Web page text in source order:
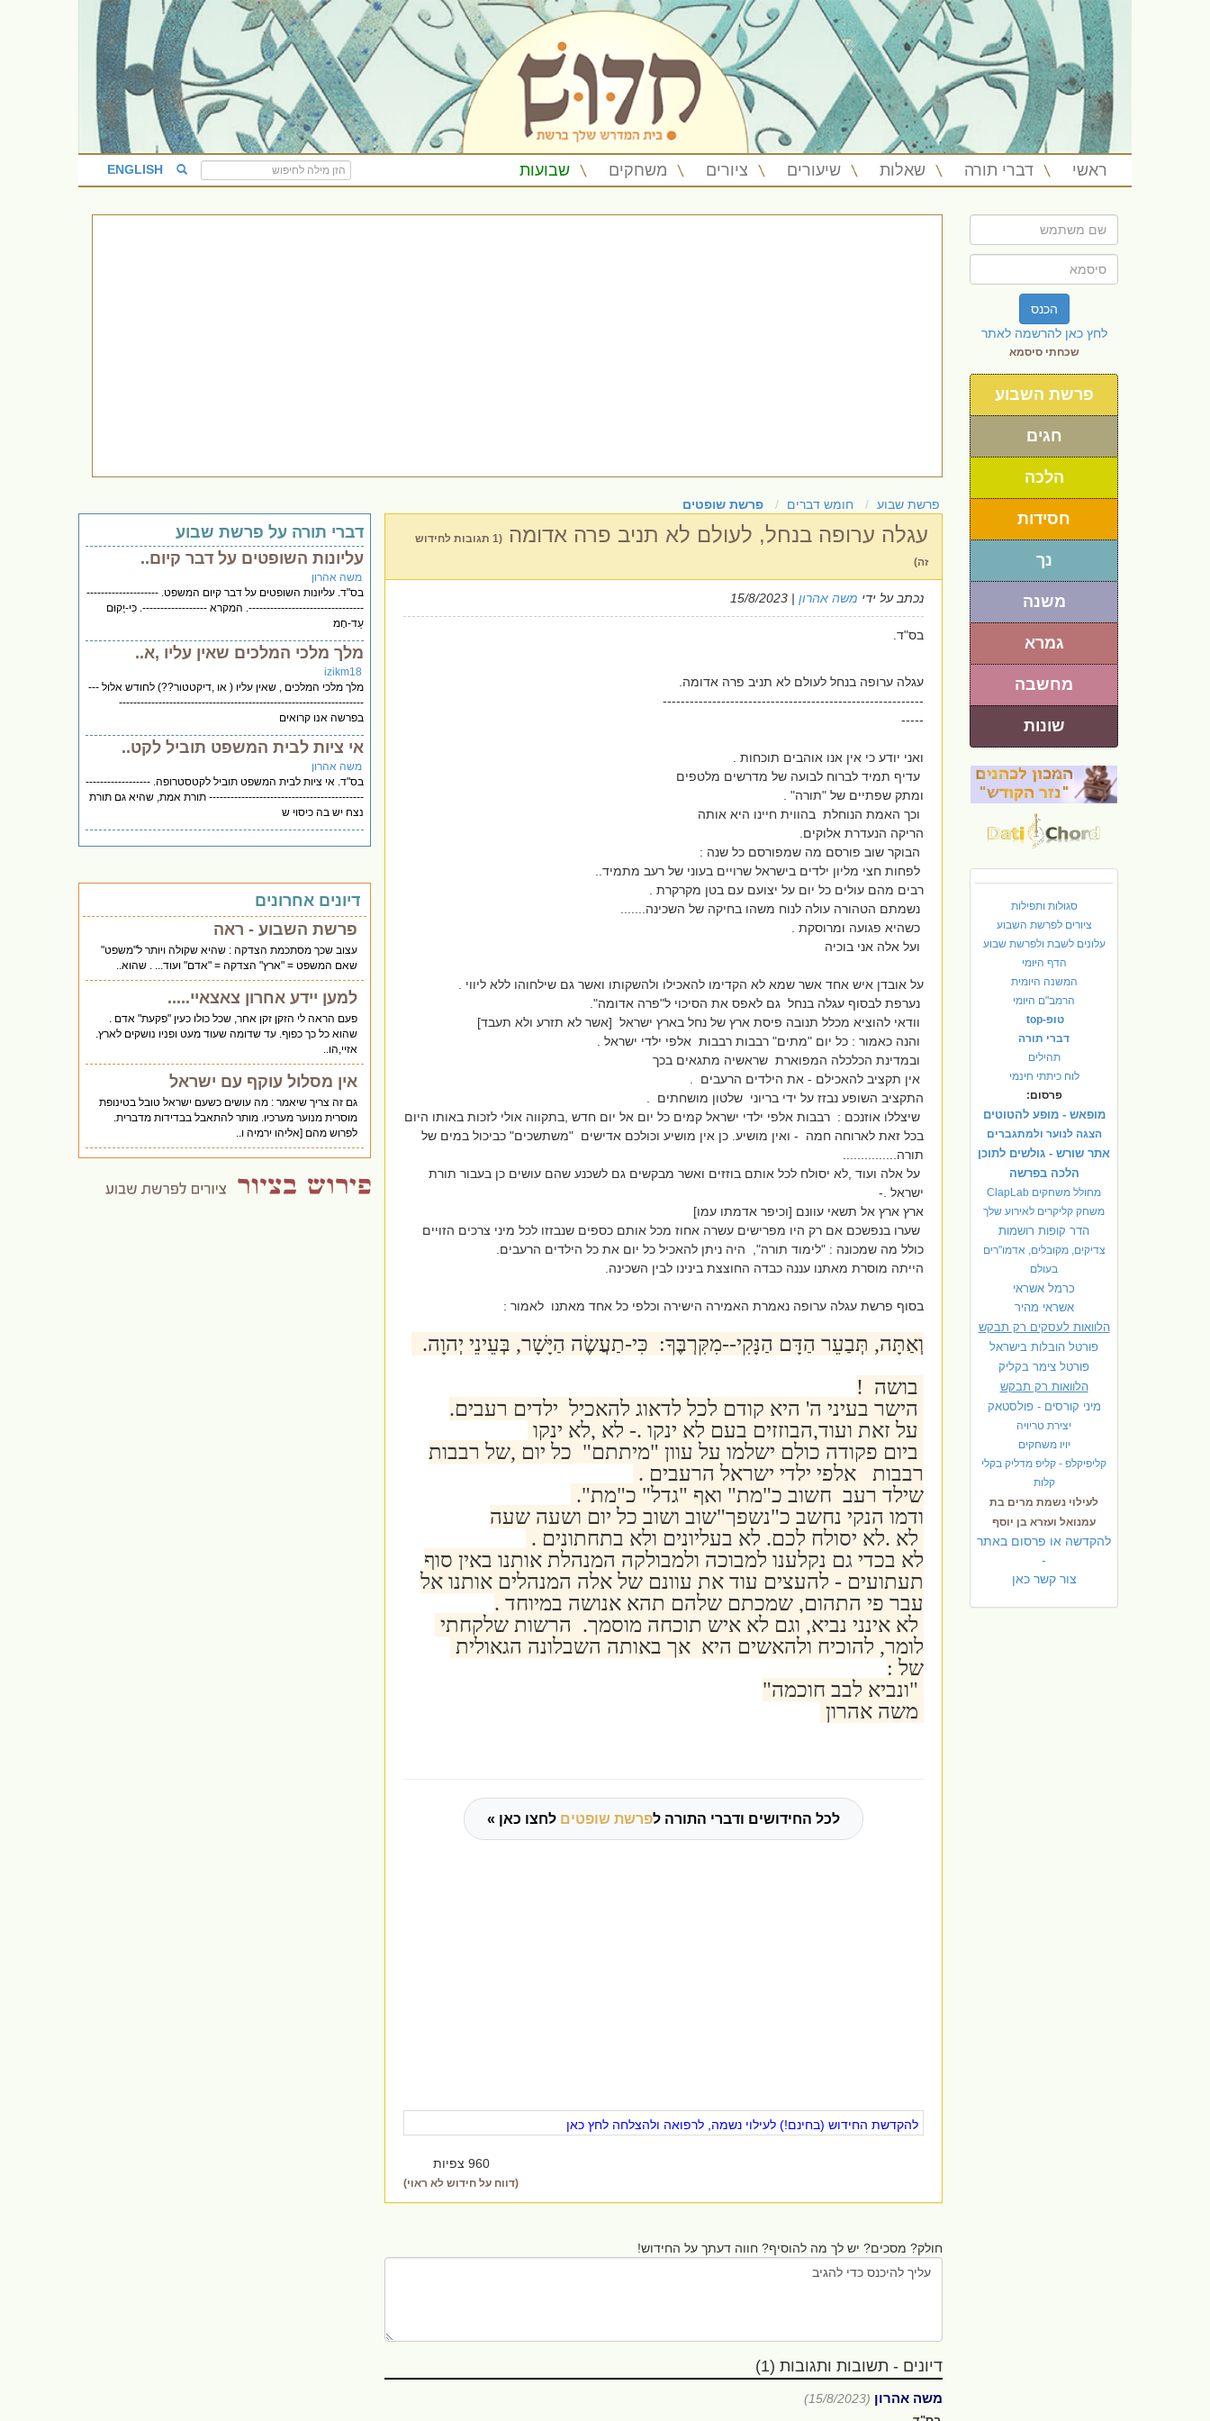
ראשי דברי תורה שאלות שיעורים ציורים משחקים שבועות ENGLISH
הכנס
לחץ כאן להרשמה לאתר
שכחתי סיסמא
פרשת השבוע
חגים
הלכה
חסידות
נך
משנה
גמרא
מחשבה
שונות
סגולות ותפילות
ציורים לפרשת השבוע
עלונים לשבת ולפרשת שבוע
הדף היומי
המשנה היומית
הרמב"ם היומי
טופ-top
דברי תורה
תהילים
לוח כיתתי חינמי
פרסום:
מופאש - מופע להטוטים
הצגה לנוער ולמתגברים
אתר שורש - גולשים לתוכן
הלכה בפרשה
מחולל משחקים ClapLab
משחק קליקרים לאירוע שלך
הדר קופות רושמות
צדיקים, מקובלים, אדמו"רים
בעולם
כרמל אשראי
אשראי מהיר
הלוואות לעסקים רק תבקש
פורטל הובלות בישראל
פורטל צימר בקליק
הלוואות רק תבקש
מיני קורסים - פולסטאק
יצירת טריויה
יויו משחקים
קליפיקלפ - קליפ מדליק בקלי
קלות
לעילוי נשמת מרים בת
עמנואל ועזרא בן יוסף
להקדשה או פרסום באתר
-
צור קשר כאן
פרשת שבוע חומש דברים פרשת שופטים
עגלה ערופה בנחל, לעולם לא תניב פרה אדומה
(1 תגובות לחידוש
זה)
נכתב על ידי משה אהרון | 15/8/2023
בס"ד.
עגלה ערופה בנחל לעולם לא תניב פרה אדומה.
----------------------------------------------------------
-----
ואני יודע כי אין אנו אוהבים תוכחות .
עדיף תמיד לברוח לבועה של מדרשים מלטפים
ומתק שפתיים של "תורה" .
וכך האמת הנוחלת בהווית חיינו היא אותה
הריקה הנעדרת אלוקים.
הבוקר שוב פורסם מה שמפורסם כל שנה :
לפחות חצי מליון ילדים בישראל שרויים בעוני של רעב מתמיד..
רבים מהם עולים כל יום על יצועם עם בטן מקרקרת .
נשמתם הטהורה עולה לנוח משהו בחיקה של השכינה.......
כשהיא פגועה ומרוסקת .
ועל אלה אני בוכיה
על אובדן איש אחד אשר שמא לא הקדימו להאכילו ולהשקותו ואשר גם שילחוהו ללא ליווי .
נערפת לבסוף עגלה בנחל גם לאפס את הסיכוי ל"פרה אדומה".
וודאי להוציא מכלל תנובה פיסת ארץ של נחל בארץ ישראל [אשר לא תזרע ולא תעבד]
והנה כאמור : כל יום "מתים" רבבות רבבות אלפי ילדי ישראל .
ובמדינת הכלכלה המפוארת שראשיה מתגאים בכך
אין תקציב להאכילם - את הילדים הרעבים .
התקציב השופע נבזז על ידי בריוני שלטון מושחתים .
שיצללו אוזנכם : רבבות אלפי ילדי ישראל קמים כל יום אל יום חדש ,בתקווה אולי לזכות באותו היום
בכל זאת לארוחה חמה - ואין מושיע. כן אין מושיע וכולכם אדישים "משתשכים" כביכול במים של
תורה...............
על אלה ועוד ,לא יסולח לכל אותם בוזזים ואשר מבקשים גם לשכנע שהם עושים כן בעבור תורת
ישראל .-
ארץ ארץ אל תשאי עוונם [וכיפר אדמתו עמו]
שערו בנפשכם אם רק היו מפרישים עשרה אחוז מכל אותם כספים שנבזזו לכל מיני צרכים הזויים
כולל מה שמכונה : "לימוד תורה", היה ניתן להאכיל כל יום את כל הילדים הרעבים.
הייתה מוסרת מאתנו עננה כבדה החוצצת בינינו לבין השכינה.
בסוף פרשת עגלה ערופה נאמרת האמירה הישירה וכלפי כל אחד מאתנו לאמור :
וְאַתָּה, תְּבַעֵר הַדָּם הַנָּקִי--מִקִּרְבֶּךָ: כִּי-תַעֲשֶׂה הַיָּשָׁר, בְּעֵינֵי יְהוָה.
בושה !
הישר בעיני ה' היא קודם לכל לדאוג להאכיל ילדים רעבים.
על זאת ועוד,הבוזזים בעם לא ינקו .- לא ,לא ינקו
ביום פקודה כולם ישלמו על עוון "מיתתם" כל יום ,של רבבות
רבבות אלפי ילדי ישראל הרעבים .
שילד רעב חשוב כ"מת" ואף "גדל" כ"מת".
ודמו הנקי נחשב כ"נשפך"שוב ושוב כל יום ושעה שעה
לא .לא יסולח לכם. לא בעליונים ולא בתחתונים .
לא בכדי גם נקלענו למבוכה ולמבולקה המנהלת אותנו באין סוף
תעתועים - להעצים עוד את עוונם של אלה המנהלים אותנו אל
עבר פי התהום, שמכתם שלהם תהא אנושה במיוחד .
לא אינני נביא, וגם לא איש תוכחה מוסמך. הרשות שלקחתי
לומר, להוכיח ולהאשים היא אך באותה השבלונה הגאולית
של :
"ונביא לבב חוכמה"
משה אהרון
לכל החידושים ודברי התורה לפרשת שופטים לחצו כאן »
להקדשת החידוש (בחינם!) לעילוי נשמה, לרפואה ולהצלחה לחץ כאן
960 צפיות
(דווח על חידוש לא ראוי)
חולק? מסכים? יש לך מה להוסיף? חווה דעתך על החידוש!
דיונים - תשובות ותגובות (1)
משה אהרון (15/8/2023)
דברי תורה על פרשת שבוע
עליונות השופטים על דבר קיום..
משה אהרון
בס"ד. עליונות השופטים על דבר קיום המשפט. --------------------
--------------------------------. המקרא ------------------. כִּי-יָקוּם
עֵד-חָמ
מלך מלכי המלכים שאין עליו ,א..
izikm18
מלך מלכי המלכים , שאין עליו ( או ,דיקטטור??) לחודש אלול ---
--------------------------------------------------------------------
בפרשה אנו קרואים
אי ציות לבית המשפט תוביל לקט..
משה אהרון
בס"ד. אי ציות לבית המשפט תוביל לקטסטרופה. ------------------
------------------------------------------- תורת אמת, שהיא גם תורת
נצח יש בה כיסוי ש
דיונים אחרונים
פרשת השבוע - ראה
עצוב שכך מסתכמת הצדקה : שהיא שקולה ויותר ל"משפט"
שאם המשפט = "ארץ" הצדקה = "אדם" ועוד... . שהוא..
למען יידע אחרון צאצאיי.....
פעם הראה לי הזקן זקן אחר, שכל כולו כעין "פקעת" אדם .
שהוא כל כך כפוף. עד שדומה שעוד מעט ופניו נושקים לארץ.
אזיי,הו..
אין מסלול עוקף עם ישראל
גם זה צריך שיאמר : מה עושים כשעם ישראל טובל בטינופת
מוסרית מנוער מערכיו. מותר להתאבל בבדידות מדברית.
לפרוש מהם [אליהו ירמיה ו..